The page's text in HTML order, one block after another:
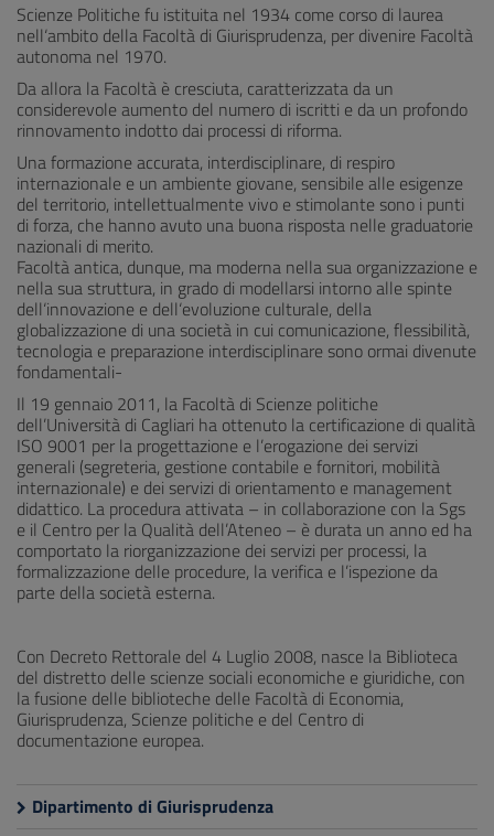
Scienze Politiche fu istituita nel 1934 come corso di laurea
nell‘ambito della Facoltà di Giurisprudenza, per divenire Facoltà
autonoma nel 1970.
Da allora la Facoltà è cresciuta, caratterizzata da un
considerevole aumento del numero di iscritti e da un profondo
rinnovamento indotto dai processi di riforma.
Una formazione accurata, interdisciplinare, di respiro
internazionale e un ambiente giovane, sensibile alle esigenze
del territorio, intellettualmente vivo e stimolante sono i punti
di forza, che hanno avuto una buona risposta nelle graduatorie
nazionali di merito.
Facoltà antica, dunque, ma moderna nella sua organizzazione e
nella sua struttura, in grado di modellarsi intorno alle spinte
dell‘innovazione e dell‘evoluzione culturale, della
globalizzazione di una società in cui comunicazione, flessibilità,
tecnologia e preparazione interdisciplinare sono ormai divenute
fondamentali-
Il 19 gennaio 2011, la Facoltà di Scienze politiche
dell’Università di Cagliari ha ottenuto la certificazione di qualità
ISO 9001 per la progettazione e l’erogazione dei servizi
generali (segreteria, gestione contabile e fornitori, mobilità
internazionale) e dei servizi di orientamento e management
didattico. La procedura attivata – in collaborazione con la Sgs
e il Centro per la Qualità dell’Ateneo – è durata un anno ed ha
comportato la riorganizzazione dei servizi per processi, la
formalizzazione delle procedure, la verifica e l’ispezione da
parte della società esterna.
Con Decreto Rettorale del 4 Luglio 2008, nasce la Biblioteca
del distretto delle scienze sociali economiche e giuridiche, con
la fusione delle biblioteche delle Facoltà di Economia,
Giurisprudenza, Scienze politiche e del Centro di
documentazione europea.
Dipartimento di Giurisprudenza